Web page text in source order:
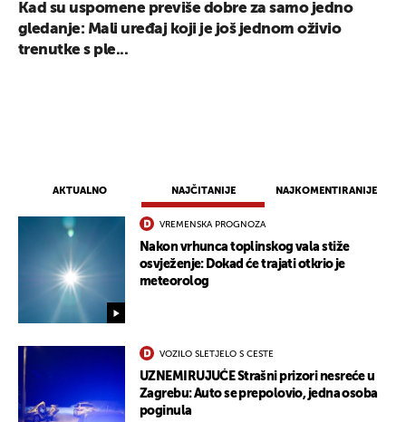
AKTUALNO NAJČITANIJE NAJKOMENTIRANIJE
VREMENSKA PROGNOZA
Nakon vrhunca toplinskog vala stiže
osvježenje: Dokad će trajati otkrio je
meteorolog
VOZILO SLETJELO S CESTE
UZNEMIRUJUĆE Strašni prizori nesreće u
Zagrebu: Auto se prepolovio, jedna osoba
poginula
Kad su uspomene previše dobre za samo jedno
gledanje: Mali uređaj koji je još jednom oživio
trenutke s ple...